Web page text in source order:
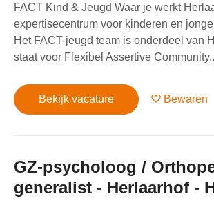
FACT Kind & Jeugd Waar je werkt
expertisecentrum voor kinderen en
Het FACT-jeugd team is onderdeel van
staat voor Flexibel Assertive
Bekijk vacature Bewaren
GZ-psycholoog /
generalist - Herlaarhof -